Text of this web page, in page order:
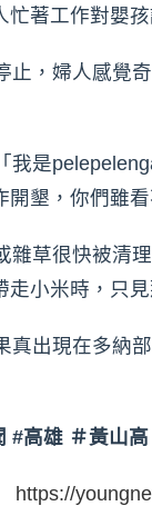
著工作對嬰
，婦人感覺
是
墾，你們雖
草很快被清
小米時，只
出現在多納
#高雄 ＃黃山高
https://